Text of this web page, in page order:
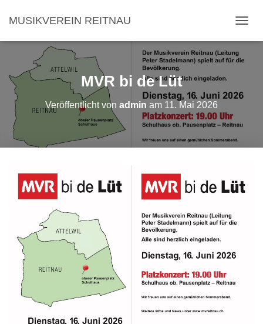
MUSIKVEREIN REITNAU
MVR bi de Lüt
Veröffentlicht von admin am 11. Mai 2026